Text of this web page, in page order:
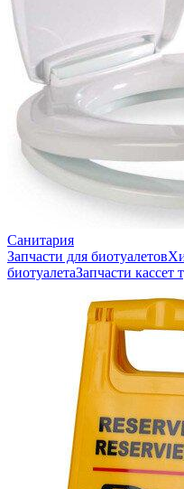
Санитария
Запчасти для биотуалетов
биотуалетаЗапчасти кассет